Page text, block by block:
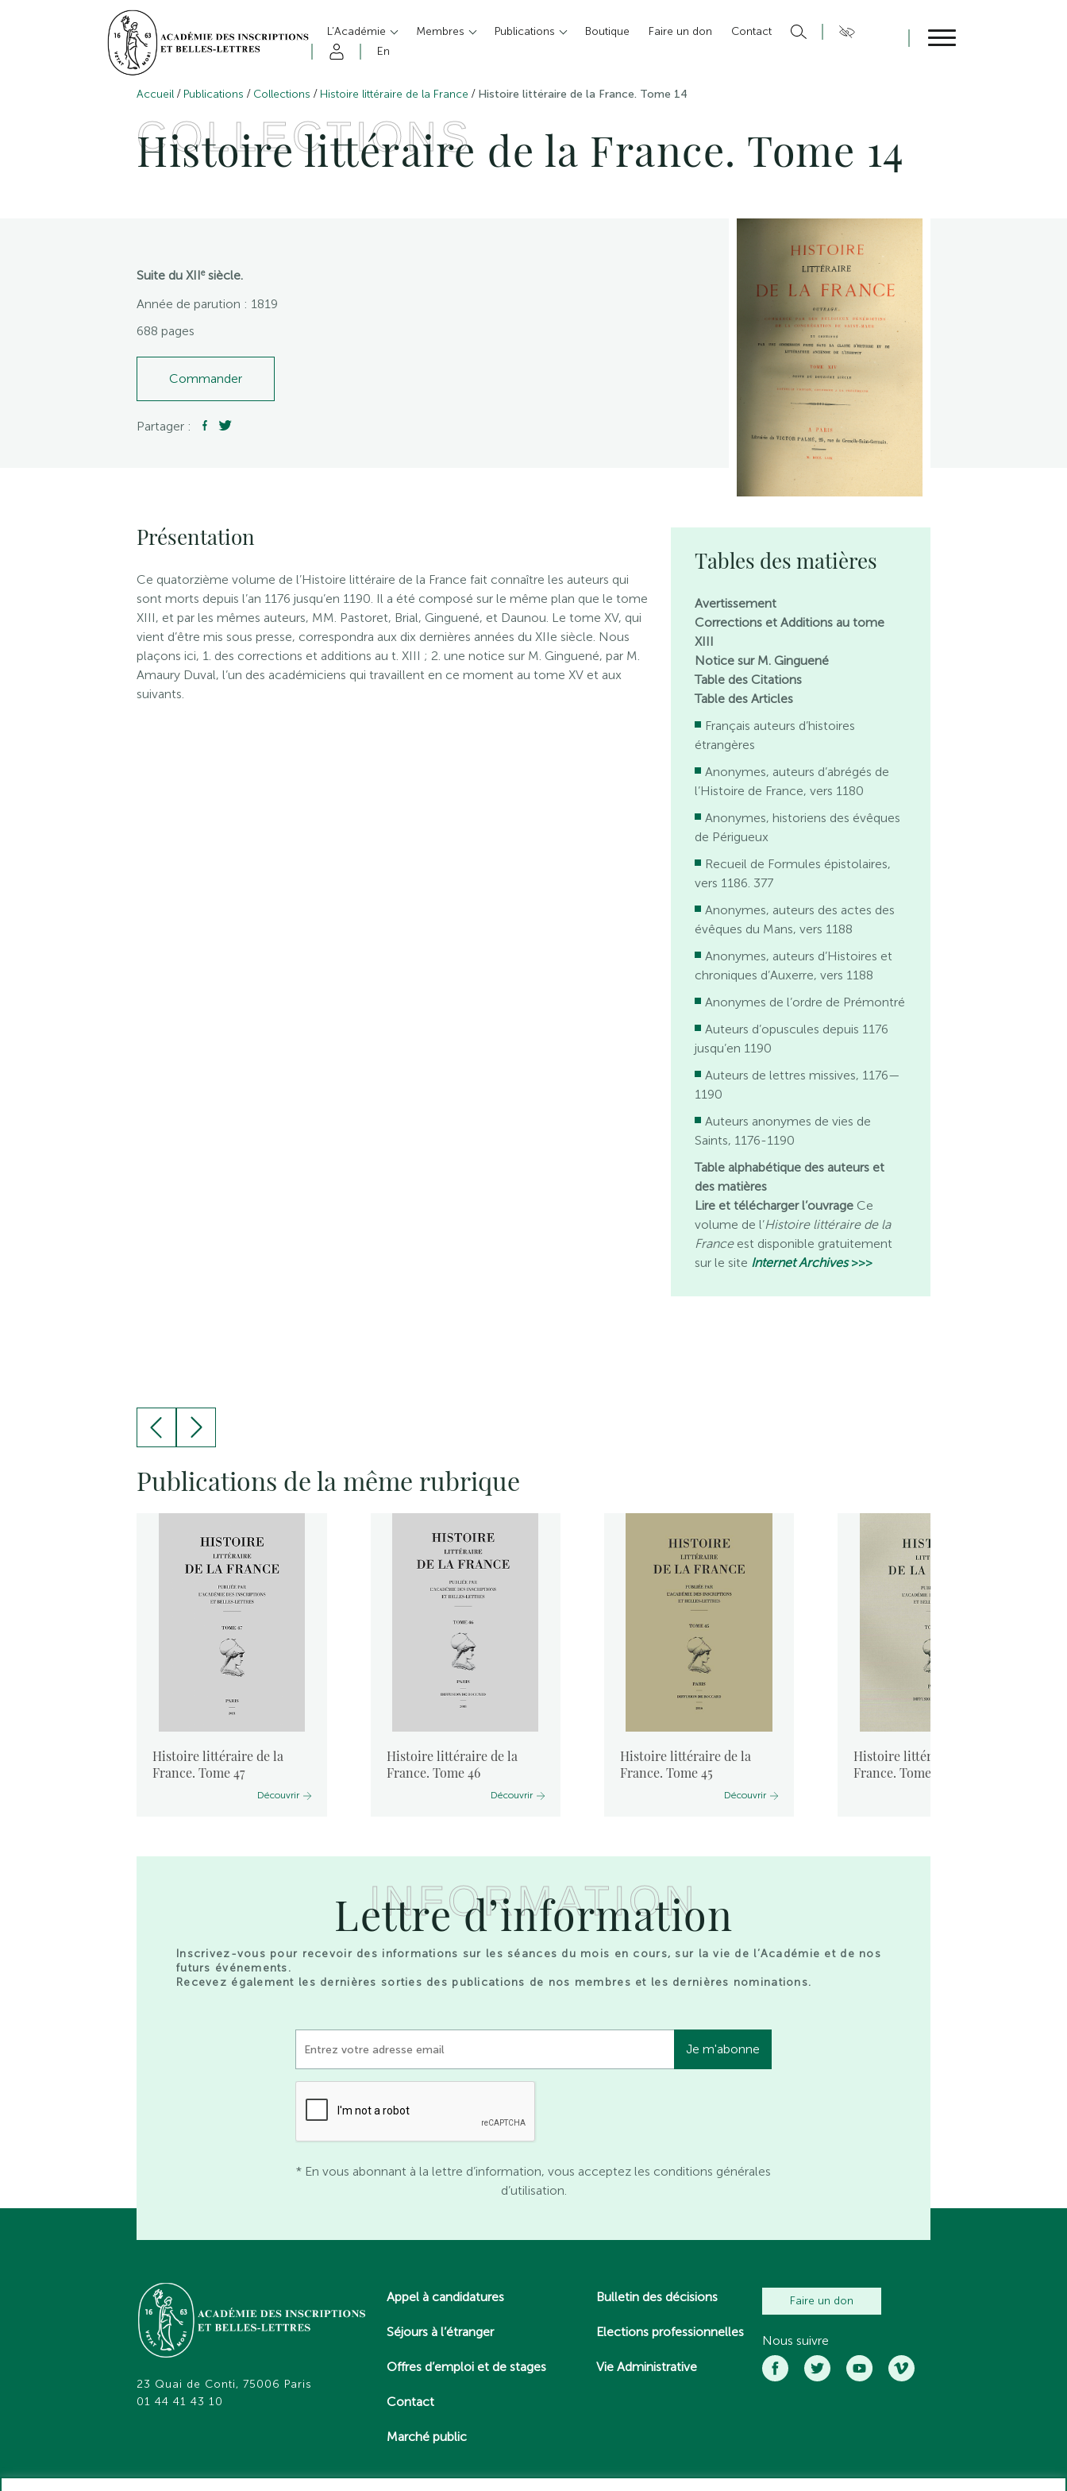
L’Académie Membres Publications Boutique Faire un don
Contact
En
Accueil / Publications / Collections / Histoire littéraire de la France / Histoire littéraire de la France. Tome 14
COLLECTIONS
Histoire littéraire de la France. Tome 14
Suite du XIIesiècle.
Année de parution : 1819
688 pages
Commander
Partager :
Présentation
Ce quatorzième volume de l’Histoire littéraire de la France fait connaître les auteurs qui
sont morts depuis l’an 1176 jusqu’en 1190. Il a été composé sur le même plan que le tome
XIII, et par les mêmes auteurs, MM. Pastoret, Brial, Ginguené, et Daunou. Le tome XV, qui
vient d’être mis sous presse, correspondra aux dix dernières années du XIIe siècle. Nous
plaçons ici, 1. des corrections et additions au t. XIII ; 2. une notice sur M. Ginguené, par M.
Amaury Duval, l’un des académiciens qui travaillent en ce moment au tome XV et aux
suivants.
Tables des matières
Avertissement
Corrections et Additions au tome
XIII
Notice sur M. Ginguené
Table des Citations
Table des Articles
Français auteurs d’histoires
étrangères
Anonymes, auteurs d’abrégés de
l’Histoire de France, vers 1180
Anonymes, historiens des évêques
de Périgueux
Recueil de Formules épistolaires,
vers 1186. 377
Anonymes, auteurs des actes des
évêques du Mans, vers 1188
Anonymes, auteurs d’Histoires et
chroniques d’Auxerre, vers 1188
Anonymes de l’ordre de Prémontré
Auteurs d’opuscules depuis 1176
jusqu’en 1190
Auteurs de lettres missives, 1176—
1190
Auteurs anonymes de vies de
Saints, 1176-1190
Table alphabétique des auteurs et
des matières
Lire et télécharger l’ouvrage Ce
volume de l’Histoire littéraire de la
Franceest disponible gratuitement
sur le site Internet Archives>>>
Publications de la même rubrique
Histoire littéraire de la
France. Tome 47
Découvrir
Histoire littéraire de la
France. Tome 46
Découvrir
Histoire littéraire de la
France. Tome 45
Découvrir
Histoire littéraire de la
France. Tome 44
INFORMATION
Lettre d’information
Inscrivez-vous pour recevoir des informations sur les séances du mois en cours, sur la vie de l’Académie et de nos
futurs événements.
Recevez également les dernières sorties des publications de nos membres et les dernières nominations.
* En vous abonnant à la lettre d’information, vous acceptez les conditions générales
d’utilisation.
23 Quai de Conti, 75006 Paris
01 44 41 43 10
Appel à candidatures
Séjours à l’étranger
Offres d’emploi et de stages
Contact
Marché public
Bulletin des décisions
Elections professionnelles
Vie Administrative
Faire un don
Nous suivre